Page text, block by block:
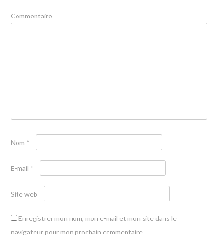
Commentaire
Nom *
E-mail *
Site web
Enregistrer mon nom, mon e-mail et mon site dans le
navigateur pour mon prochain commentaire.